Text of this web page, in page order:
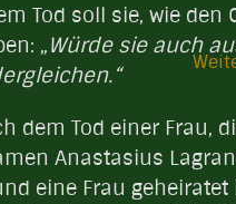
Tod soll sie, wie
„Würde sie auch
dem Tod einer Frau,
Anastasius
eine Frau